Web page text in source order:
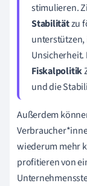
stimulieren.
Stabilitätzu
Unsicherheit.
Fiskalpolitik
und die
Außerdem
wiederum mehr
profitieren von